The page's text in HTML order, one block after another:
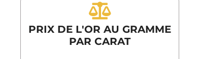
PRIX DE L'OR AU GRAMME
PAR CARAT